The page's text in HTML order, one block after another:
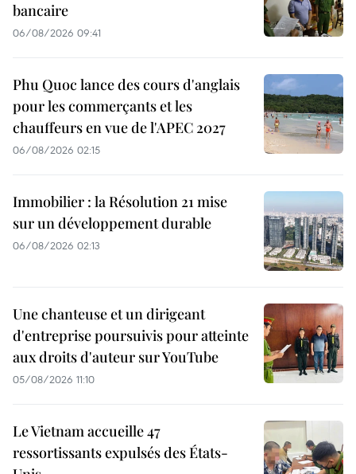
bancaire
06/08/2026 09:41
Phu Quoc lance des cours d'anglais
pour les commerçants et les
chauffeurs en vue de l'APEC 2027
06/08/2026 02:15
Immobilier : la Résolution 21 mise
sur un développement durable
06/08/2026 02:13
Une chanteuse et un dirigeant
d'entreprise poursuivis pour atteinte
aux droits d'auteur sur YouTube
05/08/2026 11:10
Le Vietnam accueille 47
ressortissants expulsés des États-